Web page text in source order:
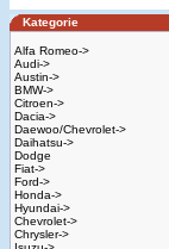
Kategorie
Alfa Romeo->
Audi->
Austin->
BMW->
Citroen->
Dacia->
Daewoo/Chevrolet->
Daihatsu->
Dodge
Fiat->
Ford->
Honda->
Hyundai->
Chevrolet->
Chrysler->